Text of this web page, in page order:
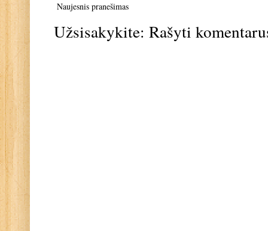
Naujesnis pranešimas
Užsisakykite: Rašyti